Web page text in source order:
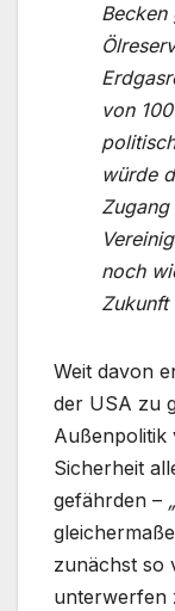
Becken
von
würde
noch
Zukunft
Weit davon
der USA zu
Außenpolitik
Sicherheit
gefährden –
zunächst so
unterwerfen